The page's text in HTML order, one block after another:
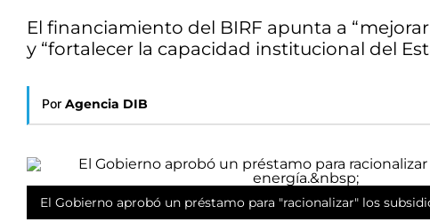
El financiamiento del BIRF apunta a
y “fortalecer la capacidad institucional del
Por Agencia DIB
El Gobierno aprobó un préstamo para "racionalizar" los